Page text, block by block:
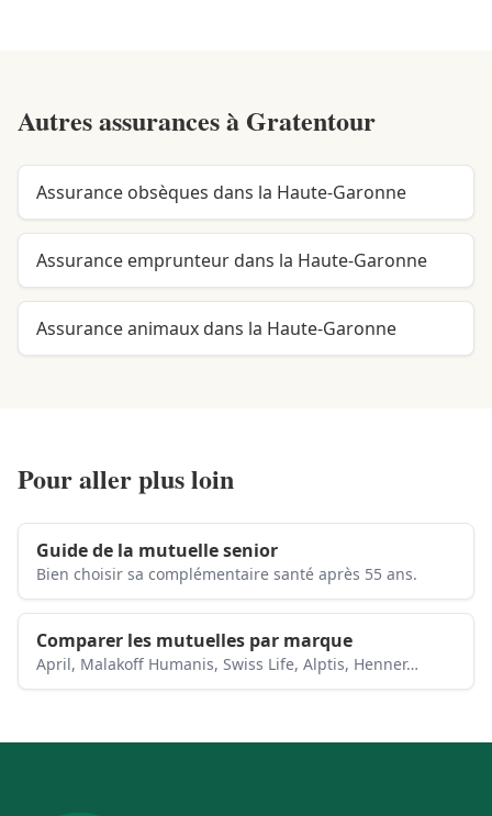
Autres assurances à Gratentour
Assurance obsèques dans la Haute-Garonne
Assurance emprunteur dans la Haute-Garonne
Assurance animaux dans la Haute-Garonne
Pour aller plus loin
Guide de la mutuelle senior
Bien choisir sa complémentaire santé après 55 ans.
Comparer les mutuelles par marque
April, Malakoff Humanis, Swiss Life, Alptis, Henner…